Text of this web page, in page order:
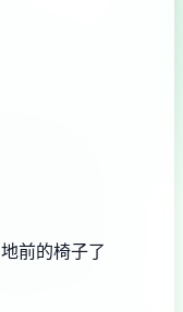
前的椅子了